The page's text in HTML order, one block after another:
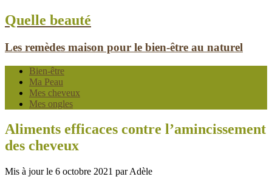
Quelle beauté
Les remèdes maison pour le bien-être au naturel
Bien-être
Ma Peau
Mes cheveux
Mes ongles
Aliments efficaces contre l’amincissement
des cheveux
Mis à jour le 6 octobre 2021 par Adèle